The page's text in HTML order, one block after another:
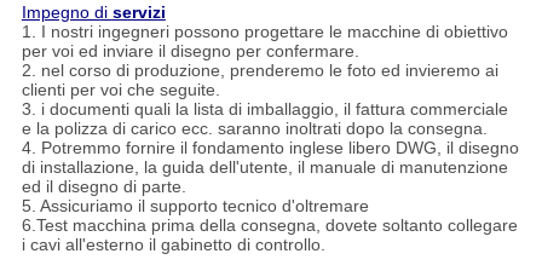
Impegno di servizi
1. I nostri ingegneri possono progettare le macchine di obiettivo
per voi ed inviare il disegno per confermare.
2. nel corso di produzione, prenderemo le foto ed invieremo ai
clienti per voi che seguite.
3. i documenti quali la lista di imballaggio, il fattura commerciale
e la polizza di carico ecc. saranno inoltrati dopo la consegna.
4. Potremmo fornire il fondamento inglese libero DWG, il disegno
di installazione, la guida dell'utente, il manuale di manutenzione
ed il disegno di parte.
5. Assicuriamo il supporto tecnico d'oltremare
6.Test macchina prima della consegna, dovete soltanto collegare
i cavi all'esterno il gabinetto di controllo.